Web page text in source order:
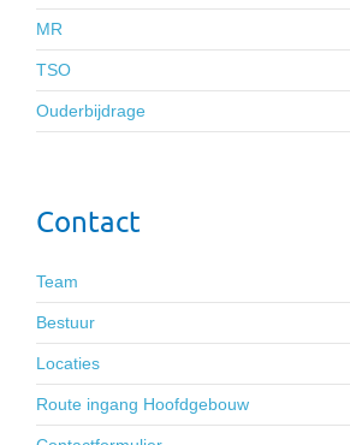
MR
TSO
Ouderbijdrage
Contact
Team
Bestuur
Locaties
Route ingang Hoofdgebouw